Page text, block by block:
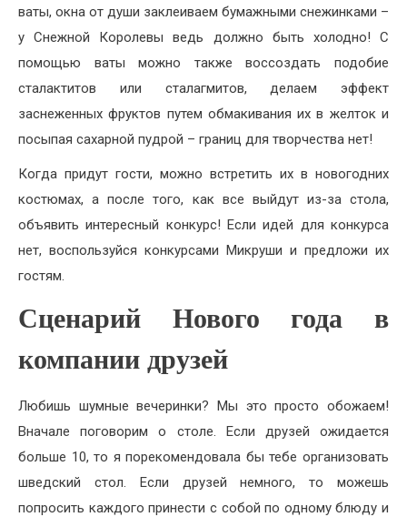
ваты, окна от души заклеиваем бумажными снежинками –
у Снежной Королевы ведь должно быть холодно! С
помощью ваты можно также воссоздать подобие
сталактитов или сталагмитов, делаем эффект
заснеженных фруктов путем обмакивания их в желток и
посыпая сахарной пудрой – границ для творчества нет!
Когда придут гости, можно встретить их в новогодних
костюмах, а после того, как все выйдут из-за стола,
объявить интересный конкурс! Если идей для конкурса
нет, воспользуйся конкурсами Микруши и предложи их
гостям.
Сценарий Нового года в
компании друзей
Любишь шумные вечеринки? Мы это просто обожаем!
Вначале поговорим о столе. Если друзей ожидается
больше 10, то я порекомендовала бы тебе организовать
шведский стол. Если друзей немного, то можешь
попросить каждого принести с собой по одному блюду и